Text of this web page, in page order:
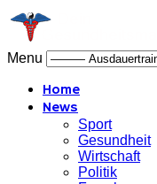
Menu
Home
News
Sport
Gesundheit
Wirtschaft
Politik